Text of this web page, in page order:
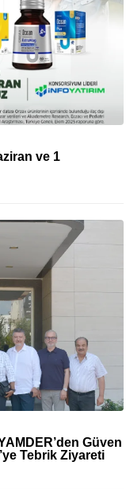
ve 1
Güven
Tebrik Ziyareti